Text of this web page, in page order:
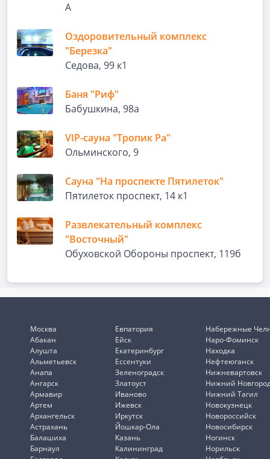
А
Оздоровительный комплекс
"Березка"
Седова, 99 к1
Баня "Риф"
Бабушкина, 98а
VIP-сауна "Тропик Ра"
Ольминского, 9
Сауна "На проспекте Пятилеток"
Пятилеток проспект, 14 к1
Развлекательный комплекс
"Восточный"
Обуховской Обороны проспект, 119б
Москва
Абакан
Алушта
Альметьевск
Анапа
Ангарск
Армавир
Артем
Архангельск
Астрахань
Балашиха
Барнаул
Евпатория
Ейск
Екатеринбург
Ессентуки
Зеленоградск
Златоуст
Иваново
Ижевск
Иркутск
Йошкар-Ола
Казань
Калининград
Набережные
Наро-Фоминск
Находка
Нефтеюганск
Нижневартовск
Нижний
Нижний Тагил
Новокузнецк
Новороссийск
Новосибирск
Ногинск
Норильск